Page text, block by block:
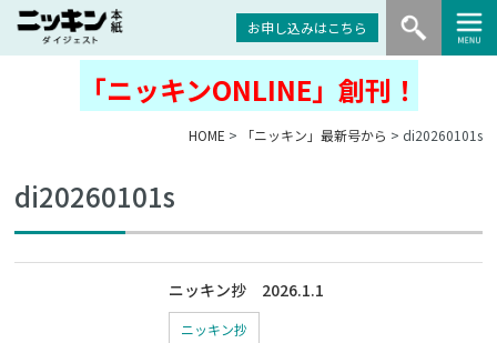
お申し込みはこちら
「ニッキンONLINE」創刊！
HOME > 「ニッキン」最新号から > di20260101s
di20260101s
ニッキン抄 2026.1.1
ニッキン抄